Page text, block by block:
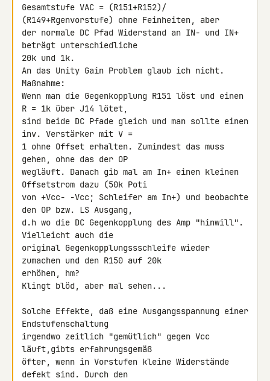
Gesamtstufe VAC = (R151+R152)/
(R149+Rgenvorstufe) ohne Feinheiten, aber
der normale DC Pfad Widerstand an IN- und IN+
beträgt unterschiedliche
20k und 1k.
An das Unity Gain Problem glaub ich nicht.
Maßnahme:
Wenn man die Gegenkopplung R151 löst und einen
R = 1k über J14 lötet,
sind beide DC Pfade gleich und man sollte einen
inv. Verstärker mit V =
1 ohne Offset erhalten. Zumindest das muss
gehen, ohne das der OP
wegläuft. Danach gib mal am In+ einen kleinen
Offsetstrom dazu (50k Poti
von +Vcc- -Vcc; Schleifer am In+) und beobachte
den OP bzw. LS Ausgang,
d.h wo die DC Gegenkopplung des Amp "hinwill".
Vielleicht auch die
original Gegenkopplungssschleife wieder
zumachen und den R150 auf 20k
erhöhen, hm?
Klingt blöd, aber mal sehen...
Solche Effekte, daß eine Ausgangsspannung einer
Endstufenschaltung
irgendwo zeitlich "gemütlich" gegen Vcc
läuft,gibts erfahrungsgemäß
öfter, wenn in Vorstufen kleine Widerstände
defekt sind. Durch den